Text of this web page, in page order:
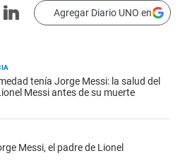
Agregar Diario UNO en
tenía Jorge Messi: la salud del
Messi antes de su muerte
Messi, el padre de Lionel